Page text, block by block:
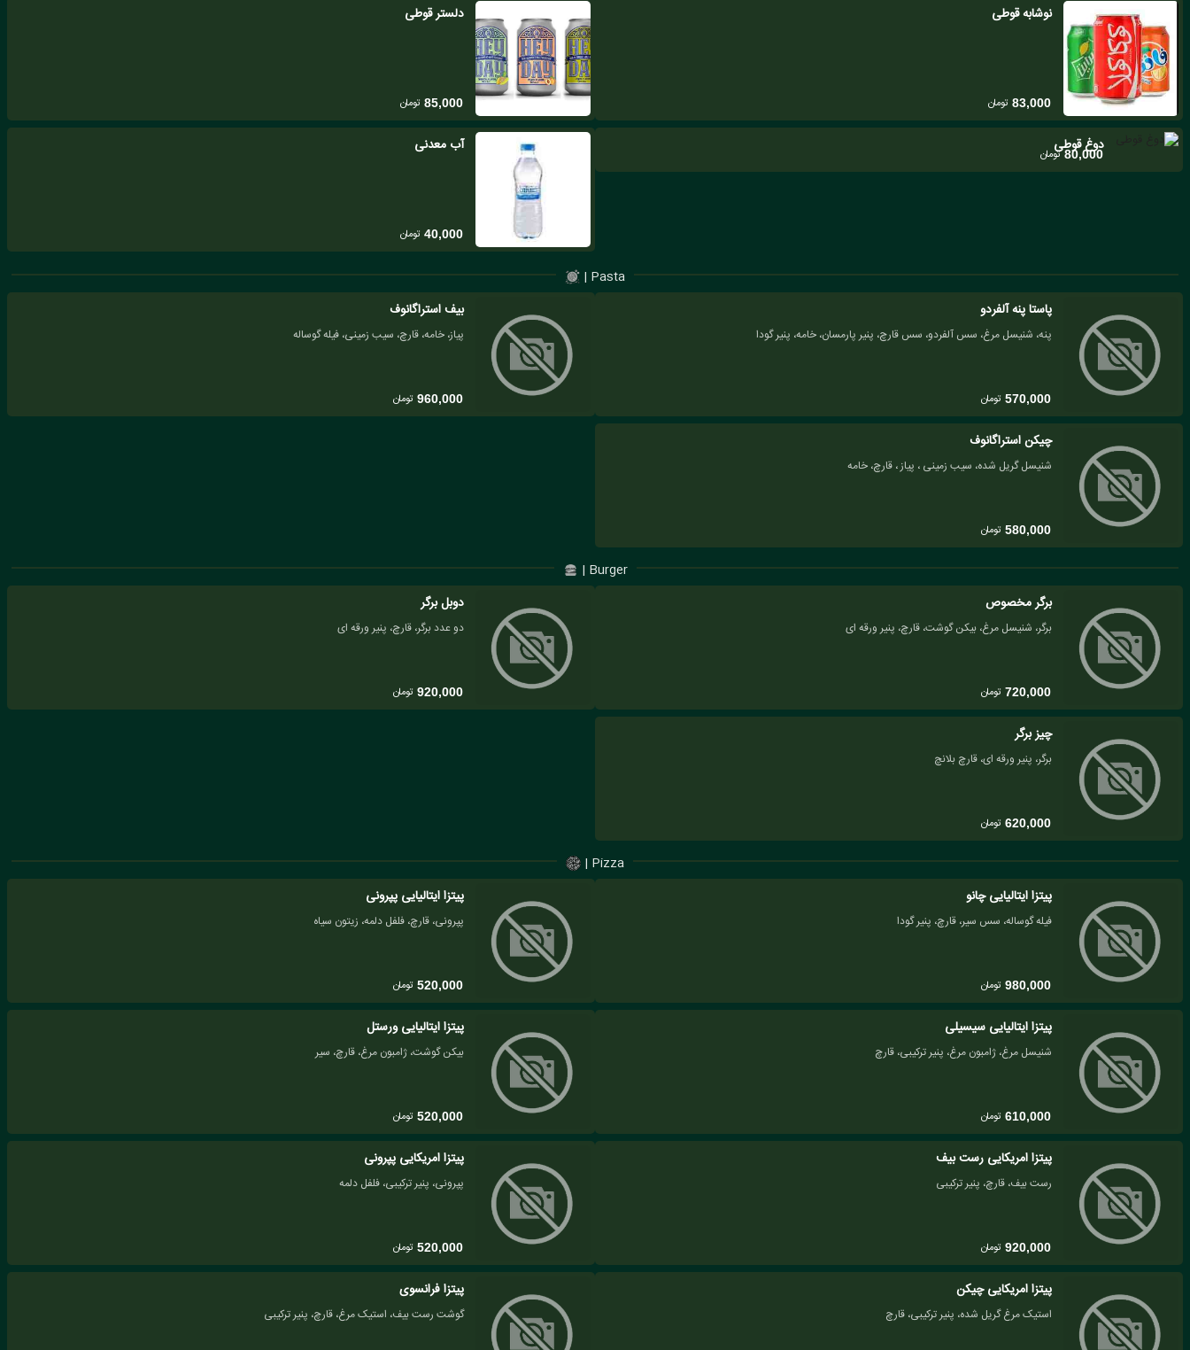
نوشابه قوطی
83,000 تومان
دلستر قوطی
85,000 تومان
دوغ قوطی
80,000 تومان آب معدنی
40,000 تومان
Pasta |
پاستا پنه آلفردو
پنه، شنیسل مرغ، سس آلفردو، سس قارچ، پنیر پارمسان، خامه، پنیر گودا
570,000 تومان
بیف استراگانوف
پیاز، خامه، قارچ، سیب زمینی، فیله گوساله
960,000 تومان
چیکن استراگانوف
شنیسل گریل شده، سیب زمینی ، پیاز ، قارچ، خامه
580,000 تومان
Burger |
برگر مخصوص
برگر، شنیسل مرغ، بیکن گوشت، قارچ، پنیر ورقه ای
720,000 تومان
دوبل برگر
دو عدد برگر، قارچ، پنیر ورقه ای
920,000 تومان
چیز برگر
برگر، پنیر ورقه ای، قارچ بلانچ
620,000 تومان
Pizza |
پیتزا ایتالیایی چانو
فیله گوساله، سس سیر، قارچ، پنیر گودا
980,000 تومان
پیتزا ایتالیایی پپرونی
پپرونی، قارچ، فلفل دلمه، زیتون سیاه
520,000 تومان
پیتزا ایتالیایی سیسیلی
شنیسل مرغ، ژامبون مرغ، پنیر ترکیبی، قارچ
610,000 تومان
پیتزا ایتالیایی ورستل
بیکن گوشت، ژامبون مرغ، قارچ، سیر
520,000 تومان
پیتزا امریکایی رست بیف
رست بیف، قارچ، پنیر ترکیبی
920,000 تومان
پیتزا امریکایی پپرونی
پپرونی، پنیر ترکیبی، فلفل دلمه
520,000 تومان
پیتزا امریکایی چیکن
استیک مرغ گریل شده، پنیر ترکیبی، قارچ
پیتزا فرانسوی
گوشت رست بیف، استیک مرغ، قارچ، پنیر ترکیبی